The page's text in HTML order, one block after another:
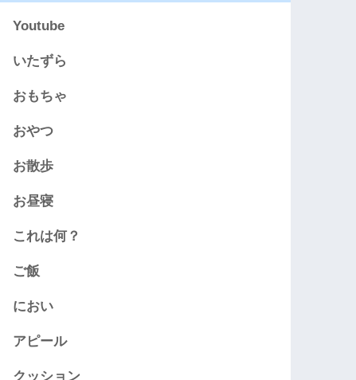
Youtube
いたずら
おもちゃ
おやつ
お散歩
お昼寝
これは何？
ご飯
におい
アピール
クッション